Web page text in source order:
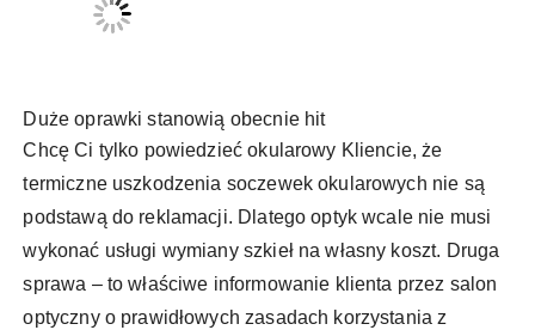
Duże oprawki stanowią obecnie hit
Chcę Ci tylko powiedzieć okularowy Kliencie, że
termiczne uszkodzenia soczewek okularowych nie są
podstawą do reklamacji. Dlatego optyk wcale nie musi
wykonać usługi wymiany szkieł na własny koszt. Druga
sprawa – to właściwe informowanie klienta przez salon
optyczny o prawidłowych zasadach korzystania z